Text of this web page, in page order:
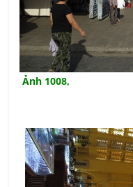
Ảnh 1008,